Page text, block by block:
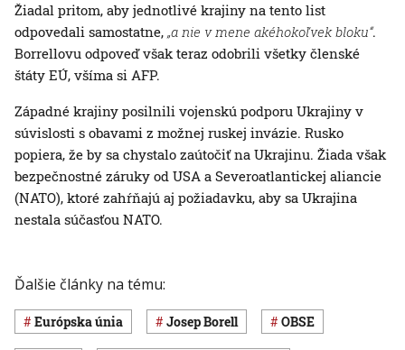
Žiadal pritom, aby jednotlivé krajiny na tento list
odpovedali samostatne, „a nie v mene akéhokoľvek bloku“.
Borrellovu odpoveď však teraz odobrili všetky členské
štáty EÚ, všíma si AFP.
Západné krajiny posilnili vojenskú podporu Ukrajiny v
súvislosti s obavami z možnej ruskej invázie. Rusko
popiera, že by sa chystalo zaútočiť na Ukrajinu. Žiada však
bezpečnostné záruky od USA a Severoatlantickej aliancie
(NATO), ktoré zahŕňajú aj požiadavku, aby sa Ukrajina
nestala súčasťou NATO.
Ďalšie články na tému:
Európska únia Josep Borell OBSE